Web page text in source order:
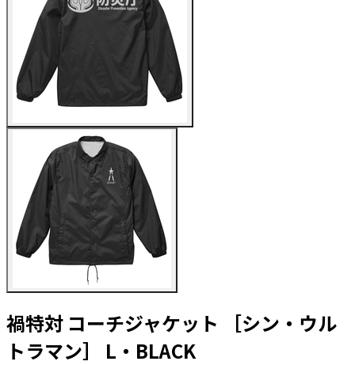
禍特対 コーチジャケット ［シン・ウル
トラマン］ L・BLACK